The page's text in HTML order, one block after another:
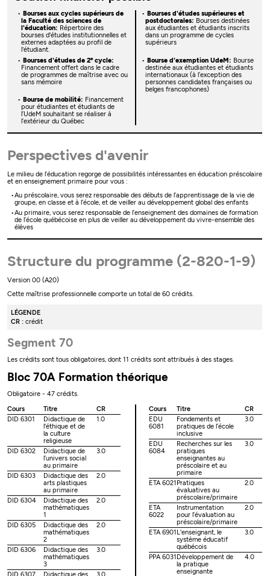
Bourses aux cycles supérieurs de
la Faculté des sciences de
l'éducation: Répertoire des
bourses d'études institutionnelles et
externes adaptées au profil de
l'étudiant.
Bourses d'études supérieures et
postdoctorales: Bourses destinées
aux étudiantes et étudiants inscrits
dans un programme de cycles
supérieurs
Bourses d'études de 2ecycle:
Financement offert dans le cadre
de programmes de maîtrise avec ou
sans mémoire
Bourse d'exemption UdeM: Bourse
destinée aux étudiantes et étudiants
internationaux (à l’exception des
personnes candidates françaises ou
belges francophones)
Bourse de mobilité: Financement
pour étudiantes et étudiants de
l’UdeM souhaitant se réaliser à
l’extérieur du Québec
Perspectives d'avenir
Le milieu de l’éducation regorge de possibilités intéressantes en éducation préscolaire
et en enseignement primaire pour vous :
Au préscolaire, vous serez responsable des débuts de l’apprentissage de la vie de
groupe, en classe et à l’école, et de veiller au développement global des enfants
Au primaire, vous serez responsable de l’enseignement des domaines de formation
de l’école québécoise en plus de veiller au développement du vivre-ensemble des
élèves
Structure du programme (2-820-1-9)
Version 00 (A20)
Cette maîtrise professionnelle comporte un total de 60 crédits.
LÉGENDE
CR : crédit
Segment 70
Les crédits sont tous obligatoires, dont 11 crédits sont attribués à des stages.
Bloc 70A Formation théorique
Obligatoire - 47 crédits.
Cours
Titre
CR
DID 6301
Didactique de
l'éthique et de
la culture
religieuse
1.0
DID 6302
Didactique de
l’univers social
au primaire
3.0
DID 6303
Didactique des
arts plastiques
au primaire
2.0
DID 6304
Didactique des
mathématiques
1
2.0
DID 6305
Didactique des
mathématiques
2
2.0
DID 6306
Didactique des
mathématiques
3
3.0
Cours Titre
CR
EDU
6081
Fondements et
pratiques de l’école
inclusive
3.0
EDU
6084
Recherches sur les
pratiques
enseignantes au
préscolaire et au
primaire
3.0
ETA 6021 Pratiques
évaluatives au
préscolaire/primaire
2.0
ETA
6022
Instrumentation
pour l’évaluation au
préscolaire/primaire
2.0
ETA 6901 L'enseignant, le
système éducatif
québécois
3.0
PPA 6031 Développement de
la pratique
enseignante
4.0